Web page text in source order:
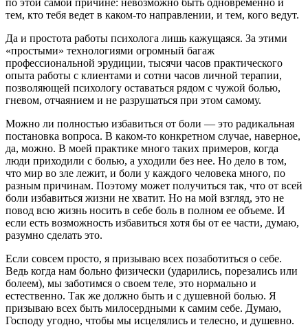
тем, кто тебя ведет в каком-то направлении, и тем, кого ведут.
Да и простота работы психолога лишь кажущаяся. За этими
«простыми» технологиями огромный багаж
профессиональной эрудиции, тысячи часов практического
опыта работы с клиентами и сотни часов личной терапии,
позволяющей психологу оставаться рядом с чужой болью,
гневом, отчаянием и не разрушаться при этом самому.
Можно ли полностью избавиться от боли — это радикальная
постановка вопроса. В каком-то конкретном случае, наверное,
да, можно. В моей практике много таких примеров, когда
люди приходили с болью, а уходили без нее. Но дело в том,
что мир во зле лежит, и боли у каждого человека много, по
разным причинам. Поэтому может получиться так, что от всей
боли избавиться жизни не хватит. Но на мой взгляд, это не
повод всю жизнь носить в себе боль в полном ее объеме. И
если есть возможность избавиться хотя бы от ее части, думаю,
разумно сделать это.
Если совсем просто, я призываю всех позаботиться о себе.
Ведь когда нам больно физически (ударились, порезались или
болеем), мы заботимся о своем теле, это нормально и
естественно. Так же должно быть и с душевной болью. Я
призываю всех быть милосердными к самим себе. Думаю,
Господу угодно, чтобы мы исцелялись и телесно, и душевно.